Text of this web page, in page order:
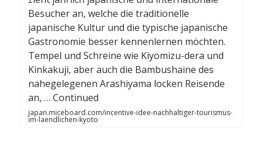
Besucher an, welche die traditionelle
japanische Kultur und die typische japanische
Gastronomie besser kennenlernen möchten.
Tempel und Schreine wie Kiyomizu-dera und
Kinkakuji, aber auch die Bambushaine des
nahegelegenen Arashiyama locken Reisende
an, … Continued
japan.miceboard.com/incentive-idee-nachhaltiger-tourismus-
im-laendlichen-kyoto